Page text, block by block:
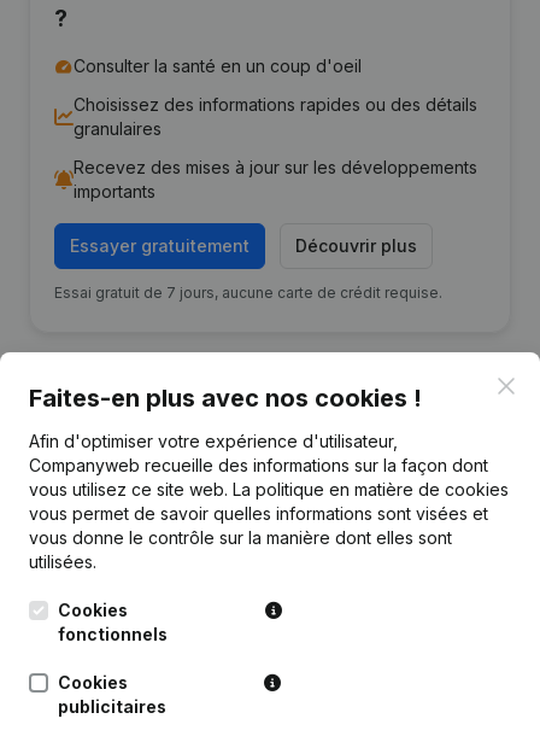
?
Consulter la santé en un coup d'oeil
Choisissez des informations rapides ou des détails
granulaires
Recevez des mises à jour sur les développements
importants
Essayer gratuitement Découvrir plus
Essai gratuit de 7 jours, aucune carte de crédit requise.
Publicationsde IBRB
Date Publication
Succursale, etc...)
Faites-en plus avec nos cookies !
Afin d'optimiser votre expérience d'utilisateur,
Companyweb recueille des informations sur la façon dont
vous utilisez ce site web. La politique en matière de cookies
vous permet de savoir quelles informations sont visées et
vous donne le contrôle sur la manière dont elles sont
utilisées.
Cookies
fonctionnels
Cookies
publicitaires